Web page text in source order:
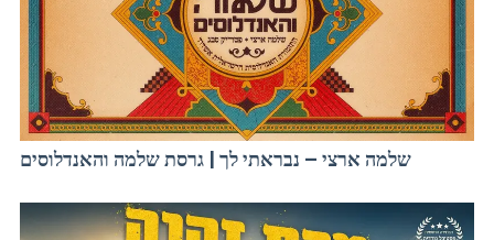
שלמה ארצי – נבראתי לך | גרסת שלמה והאנדלוסים